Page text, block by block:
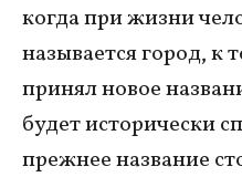
когда при жизни
называется город, к
принял новое
будет исторически
прежнее название